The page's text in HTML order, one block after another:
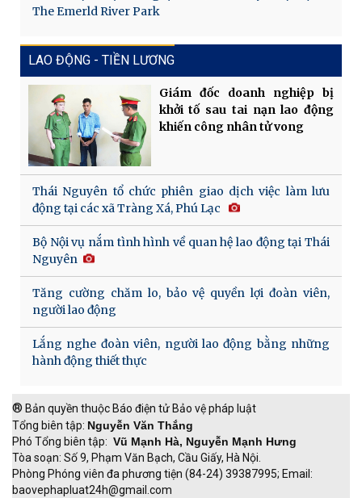
The Emerld River Park
LAO ĐỘNG - TIỀN LƯƠNG
Giám đốc doanh nghiệp bị
khởi tố sau tai nạn lao động
khiến công nhân tử vong
Thái Nguyên tổ chức phiên giao dịch việc làm lưu
động tại các xã Tràng Xá, Phú Lạc
Bộ Nội vụ nắm tình hình về quan hệ lao động tại Thái
Nguyên
Tăng cường chăm lo, bảo vệ quyền lợi đoàn viên,
người lao động
Lắng nghe đoàn viên, người lao động bằng những
hành động thiết thực
® Bản quyền thuộc Báo điện tử Bảo vệ pháp luật
Tổng biên tập: Nguyễn Văn Thắng
Phó Tổng biên tập: Vũ Mạnh Hà, Nguyễn Mạnh Hưng
Tòa soạn: Số 9, Phạm Văn Bạch, Cầu Giấy, Hà Nội.
Phòng Phóng viên đa phương tiện (84-24) 39387995; Email:
baovephapluat24h@gmail.com